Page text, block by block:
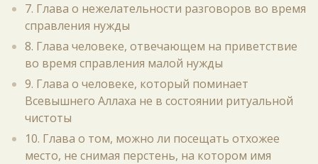
7. Глава о нежелательности разговоров во время
справления нужды
8. Глава человеке, отвечающем на приветствие
во время справления малой нужды
9. Глава о человеке, который поминает
Всевышнего Аллаха не в состоянии ритуальной
чистоты
10. Глава о том, можно ли посещать отхожее
место, не снимая перстень, на котором имя